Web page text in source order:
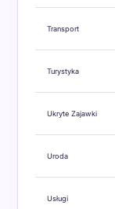
Transport
Turystyka
Ukryte Zajawki
Uroda
Usługi